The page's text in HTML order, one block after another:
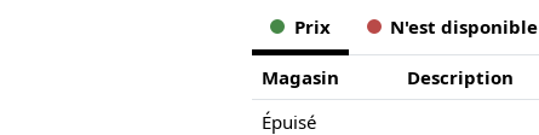
Prix N'est disponible
Magasin Description
Épuisé